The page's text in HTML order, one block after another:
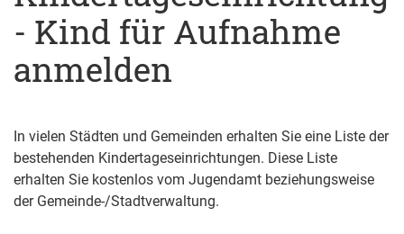
- Kind für Aufnahme
anmelden
In vielen Städten und Gemeinden erhalten Sie eine Liste der
bestehenden Kindertageseinrichtungen. Diese Liste
erhalten Sie kostenlos vom Jugendamt beziehungsweise
der Gemeinde-/Stadtverwaltung.